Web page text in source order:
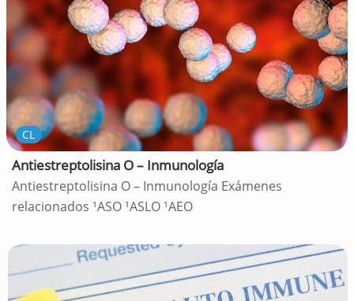
CL
Antiestreptolisina O – Inmunología
Antiestreptolisina O – Inmunología Exámenes
relacionados ¹ASO ¹ASLO ¹AEO